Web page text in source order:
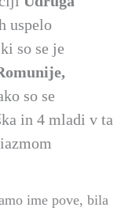
uspelo
so se je
so se
in 4 mladi v ta
ime pove, bila